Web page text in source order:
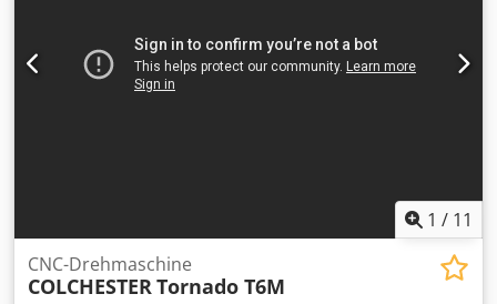
1 / 11
CNC-Drehmaschine
COLCHESTERTornado T6M